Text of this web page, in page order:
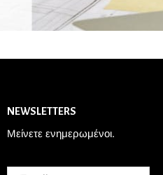
NEWSLETTERS
Μείνετε ενημερωμένοι.